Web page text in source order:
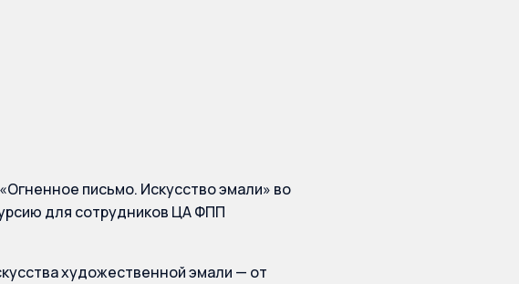
письмо. Искусство эмали» во
для сотрудников ЦА ФПП
художественной эмали — от